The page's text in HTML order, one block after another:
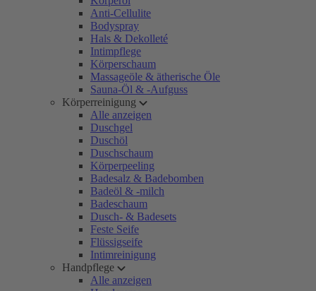
Anti-Cellulite
Bodyspray
Hals & Dekolleté
Intimpflege
Körperschaum
Massageöle & ätherische Öle
Sauna-Öl & -Aufguss
Körperreinigung
Alle anzeigen
Duschgel
Duschöl
Duschschaum
Körperpeeling
Badesalz & Badebomben
Badeöl & -milch
Badeschaum
Dusch- & Badesets
Feste Seife
Flüssigseife
Intimreinigung
Handpflege
Alle anzeigen